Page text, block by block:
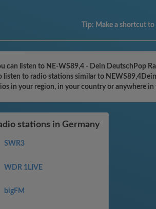
Tip: Make a shortcut
can listen to NE-WS89,4 - Dein DeutschPop
listen to radio stations similar to
in your region, in your country or anywhere
stations in Germany
SWR3
WDR 1LIVE
bigFM